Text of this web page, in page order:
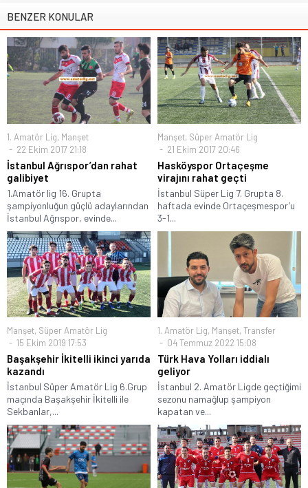
BENZER KONULAR
1. Amatör Lig, Manşet
22 Ekim 2017 21:18
İstanbul Ağrıspor’dan rahat
galibiyet
1.Amatör lig 16. Grupta
şampiyonluğun güçlü adaylarından
İstanbul Ağrıspor, evinde...
Manşet, Süper Amatör Lig
21 Ekim 2017 20:46
Hasköyspor Ortaçeşme
virajını rahat geçti
İstanbul Süper Lig 7. Grupta 8.
haftada evinde Ortaçeşmespor’u
3-1...
Manşet, Süper Amatör Lig
15 Ekim 2019 17:53
Başakşehir İkitelli ikinci yarıda
kazandı
İstanbul Süper Amatör Lig 6.Grup
maçında Başakşehir İkitelli ile
Sekbanlar,...
1. Amatör Lig, Manşet, Transfer
04 Temmuz 2022 15:08
Türk Hava Yolları iddialı
geliyor
İstanbul 2. Amatör Ligde geçtiğimi
sezonu namağlup şampiyon
kapatan ve...